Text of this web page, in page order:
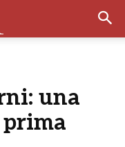
una